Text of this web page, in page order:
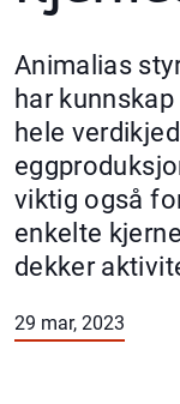
Animalias
har
hele
viktig også
enkelte
dekker
29 mar, 2023